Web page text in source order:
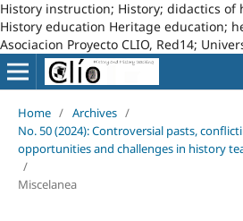
History instruction; History; didactics of
History education Heritage education;
Asociacion Proyecto CLIO, Red14;
Home / Archives /
No. 50 (2024): Controversial pasts,
opportunities and challenges in history
/
Miscelanea